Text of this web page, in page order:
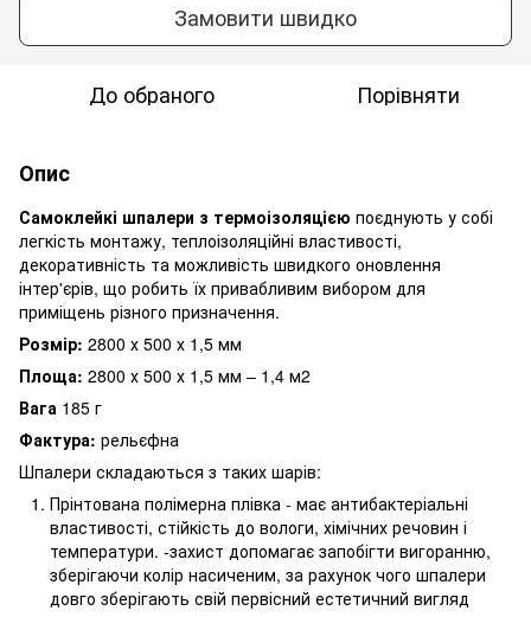
Замовити швидко
До обраного Порівняти
Опис
Самоклейкі шпалери з термоізоляцією поєднують у собі
легкість монтажу, теплоізоляційні властивості,
декоративність та можливість швидкого оновлення
інтер'єрів, що робить їх привабливим вибором для
приміщень різного призначення.
Розмір: 2800 х 500 х 1,5 мм
Площа: 2800 х 500 х 1,5 мм – 1,4 м2
Вага 185 г
Фактура: рельєфна
Шпалери складаються з таких шарів:
Прінтована полімерна плівка - має антибактеріальні
властивості, стійкість до вологи, хімічних речовин і
температури. -захист допомагає запобігти вигоранню,
зберігаючи колір насиченим, за рахунок чого шпалери
довго зберігають свій первісний естетичний вигляд